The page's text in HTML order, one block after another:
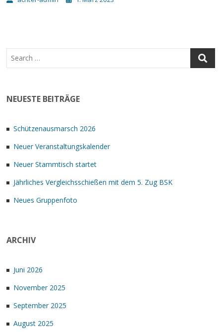
NEUESTE BEITRÄGE
Schützenausmarsch 2026
Neuer Veranstaltungskalender
Neuer Stammtisch startet
Jährliches Vergleichsschießen mit dem 5. Zug BSK
Neues Gruppenfoto
ARCHIV
Juni 2026
November 2025
September 2025
August 2025